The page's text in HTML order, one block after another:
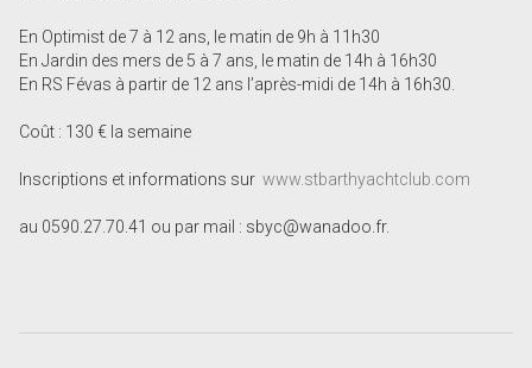
En Optimist de 7 à 12 ans, le matin de 9h à 11h30
En Jardin des mers de 5 à 7 ans, le matin de 14h à 16h30
En RS Févas à partir de 12 ans l’après-midi de 14h à 16h30.
Coût : 130 € la semaine
Inscriptions et informations surwww.stbarthyachtclub.com
au 0590.27.70.41 ou par mail : sbyc@wanadoo.fr.